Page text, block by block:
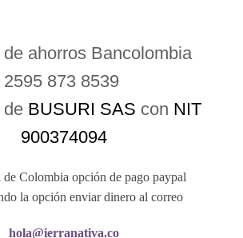
ahorros Bancolombia
2595 873 8539
de BUSURI SAS con NIT
900374094
de Colombia opción de pago paypal
la opción enviar dinero al correo
hola@ierranativa.co